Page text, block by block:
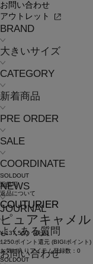
お問い合わせ
アウトレット
BRAND
大きいサイズ
CATEGORY
新着商品
PRE ORDER
SALE
COORDINATE
NEWS
JOURNAL
よくある質問
お問い合わせ
SOLDOUT
返品可
返品について
COUTURIER
ピュアキャメ
¥ 137,500
(税込)
1250ポイント還元 (BIGIポイント)
お気に入りアイテム登録数： 0
SOLDOUT